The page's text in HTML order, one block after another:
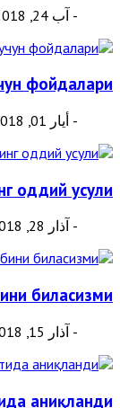
- آب 24, 2018
фойдалари
- أيار 01, 2018
оддий усули
- آذار 28, 2018
биласизми?
- آذار 15, 2018
аниқланди